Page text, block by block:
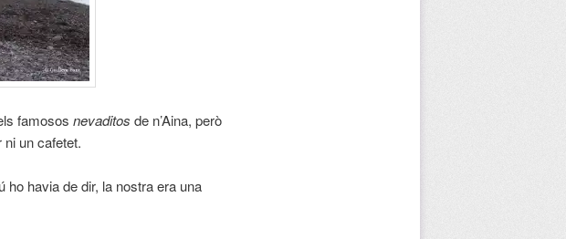
famosos nevaditos de n’Aina, però
un cafetet.
havia de dir, la nostra era una